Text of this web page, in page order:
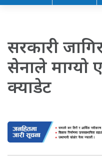
सरकारी
सेनाले
क्याडेट